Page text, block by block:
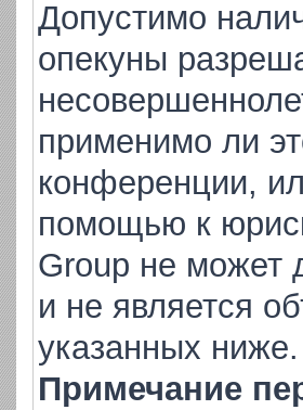
Допустимо
опекуны
применимо ли
конференции,
помощью к
Group не может
и не является
указанных ниже.
Примечание